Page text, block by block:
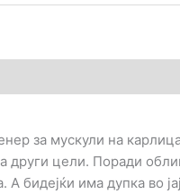
за мускули на
други цели. Поради
бидејќи има дупка во